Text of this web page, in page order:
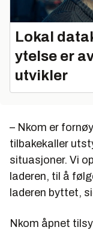
Lokal
ytelse er
utvikler
– Nkom er
tilbakekaller
situasjoner. Vi
laderen, til å
laderen byttet,
Nkom åpnet